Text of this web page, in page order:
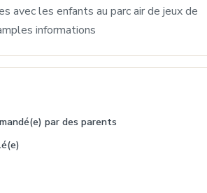
avec les enfants au parc air de jeux de
informations
par des parents